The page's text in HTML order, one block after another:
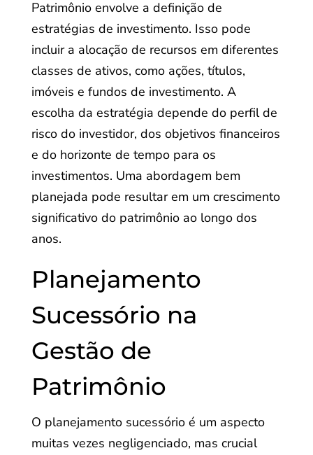
Patrimônio envolve a definição de
estratégias de investimento. Isso pode
incluir a alocação de recursos em diferentes
classes de ativos, como ações, títulos,
imóveis e fundos de investimento. A
escolha da estratégia depende do perfil de
risco do investidor, dos objetivos financeiros
e do horizonte de tempo para os
investimentos. Uma abordagem bem
planejada pode resultar em um crescimento
significativo do patrimônio ao longo dos
anos.
Planejamento
Sucessório na
Gestão de
Patrimônio
O planejamento sucessório é um aspecto
muitas vezes negligenciado, mas crucial